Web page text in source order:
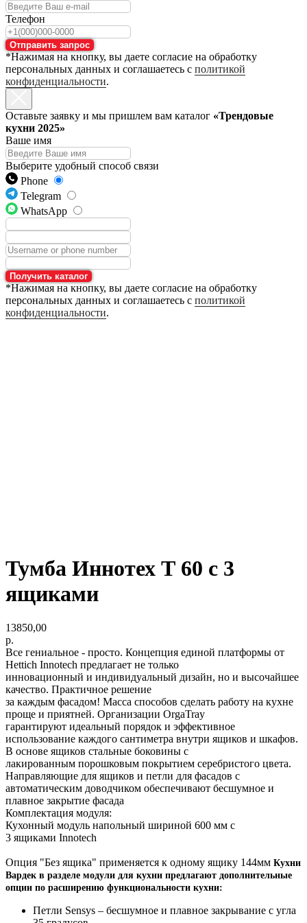
Телефон
Отправить запрос
*Нажимая на кнопку, вы даете согласие на обработку
персональных данных и соглашаетесь с политикой
конфиденциальности.
Оставьте заявку и мы пришлем вам каталог «Трендовые
кухни 2025»
Ваше имя
Выберите удобный способ связи
Phone
Telegram
WhatsApp
Получить каталог
*Нажимая на кнопку, вы даете согласие на обработку
персональных данных и соглашаетесь с политикой
конфиденциальности.
Тумба Иннотех Т 60 с 3
ящиками
13850,00
р.
Все гениальное - просто. Концепция единой платформы от
Hettich Innotech предлагает не только
инновационный и индивидуальный дизайн, но и высочайшее
качество. Практичное решение
за каждым фасадом! Масса способов сделать работу на кухне
проще и приятней. Организации OrgaTray
гарантируют идеальный порядок и эффективное
использование каждого сантиметра внутри ящиков и шкафов.
В основе ящиков стальные боковины с
лакированным порошковым покрытием серебристого цвета.
Направляющие для ящиков и петли для фасадов с
автоматическим доводчиком обеспечивают бесшумное и
плавное закрытие фасада
Комплектация модуля:
Кухонный модуль напольный шириной 600 мм с
3 ящиками Innotech
Опция "Без ящика" применяется к одному ящику 144мм Кухни
Вардек в разделе модули для кухни предлагают дополнительные
опции по расширению функциональности кухни:
Петли Sensys – бесшумное и плавное закрывание с угла